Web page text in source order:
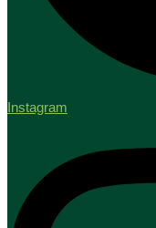
Instagram